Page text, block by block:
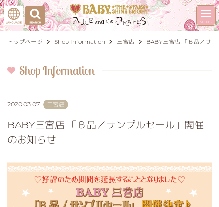
トップページ Shop Information 三宮店 BABY三宮店 「Ｂ品／サ
Shop Information
2020.03.07 三宮店
BABY三宮店 「Ｂ品／サンプルセール」開催
のお知らせ